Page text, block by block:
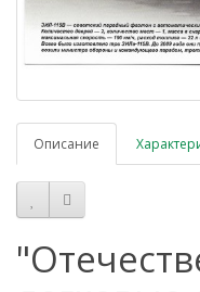
Описание